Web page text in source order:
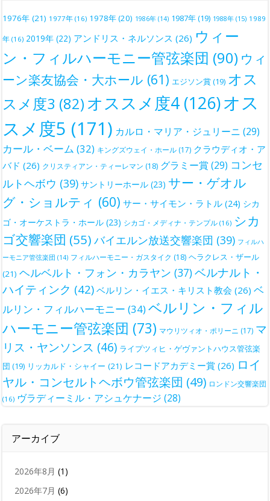
1976年 (21) 1977年 (16) 1978年(20) 1986年 (14) 1987年(19) 1988年 (15) 1989
年 (16) 2019年 (22) アンドリス・ネルソンス (26) ウィー
ン・フィルハーモニー管弦楽団 (90) ウィ
ーン楽友協会・大ホール (61) エジソン賞(19) オス
スメ度3 (82) オススメ度4 (126)オス
スメ度5 (171) カルロ・マリア・ジュリーニ (29)
カール・ベーム (32) キングズウェイ・ホール (17) クラウディオ・ア
バド (26) クリスティアン・ティーレマン (18) グラミー賞 (29) コンセ
ルトヘボウ (39) サントリーホール (23) サー・ゲオル
グ・ショルティ (60) サー・サイモン・ラトル (24) シカ
ゴ・オーケストラ・ホール (23) シカゴ・メディナ・テンプル (16) シカ
ゴ交響楽団 (55) バイエルン放送交響楽団 (39) フィルハ
ーモニア管弦楽団 (14) フィルハーモニー・ガスタイク (18) ヘラクレス・ザール
(21) ヘルベルト・フォン・カラヤン (37)ベルナルト・
ハイティンク (42) ベルリン・イエス・キリスト教会 (26) ベ
ルリン・フィルハーモニー (34)ベルリン・フィル
ハーモニー管弦楽団 (73) マウリツィオ・ポリーニ (17) マ
リス・ヤンソンス (46) ライプツィヒ・ゲヴァントハウス管弦楽
団 (19) リッカルド・シャイー (21) レコードアカデミー賞 (26) ロイ
ヤル・コンセルトヘボウ管弦楽団 (49) ロンドン交響楽団
(16) ヴラディーミル・アシュケナージ (28)
アーカイブ
2026年8月 (1)
2026年7月 (6)